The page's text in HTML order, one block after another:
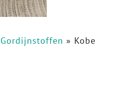
Gordijnstoffen » Kobe